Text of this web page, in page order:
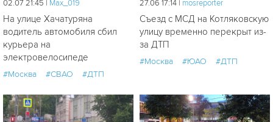
02.07 21:45 | Мах_019
На улице Хачатуряна
водитель автомобиля сбил
курьера на
электровелосипеде
#Москва #СВАО #ДТП
27.06 17:14 | mosreporter
Съезд с МСД на Котляковскую
улицу временно перекрыт из-
за ДТП
#Москва #ЮАО #ДТП